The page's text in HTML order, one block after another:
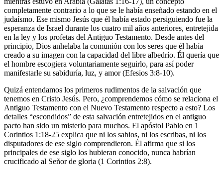
completamente contrario a lo que se le había enseñado estando en el
judaísmo. Ese mismo Jesús que él había estado persiguiendo fue la
esperanza de Israel durante los cuatro mil años anteriores, entretejida
en la ley y los profetas del Antiguo Testamento. Desde antes del
principio, Dios anhelaba la comunión con los seres que él había
creado a su imagen con la capacidad del libre albedrío. Él quería que
el hombre escogiera voluntariamente seguirlo, para así poder
manifestarle su sabiduría, luz, y amor (Efesios 3:8-10).
Quizá entendamos los primeros rudimentos de la salvación que
tenemos en Cristo Jesús. Pero, ¿comprendemos cómo se relaciona el
Antiguo Testamento con el Nuevo Testamento respecto a esto? Los
detalles “escondidos” de esta salvación entretejidos en el antiguo
pacto han sido un misterio para muchos. El apóstol Pablo en 1
Corintios 1:18-25 explica que ni los sabios, ni los escribas, ni los
disputadores de ese siglo comprendieron. Él afirma que si los
principales de ese siglo los hubieran conocido, nunca habrían
crucificado al Señor de gloria (1 Corintios 2:8).